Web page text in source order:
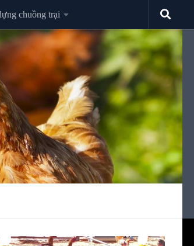
chuồng trại